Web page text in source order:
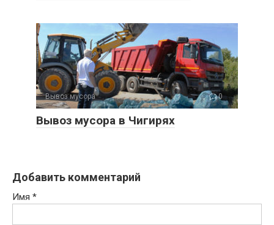
Вывоз мусора 0
Вывоз мусора в Чигирях
Добавить комментарий
Имя *